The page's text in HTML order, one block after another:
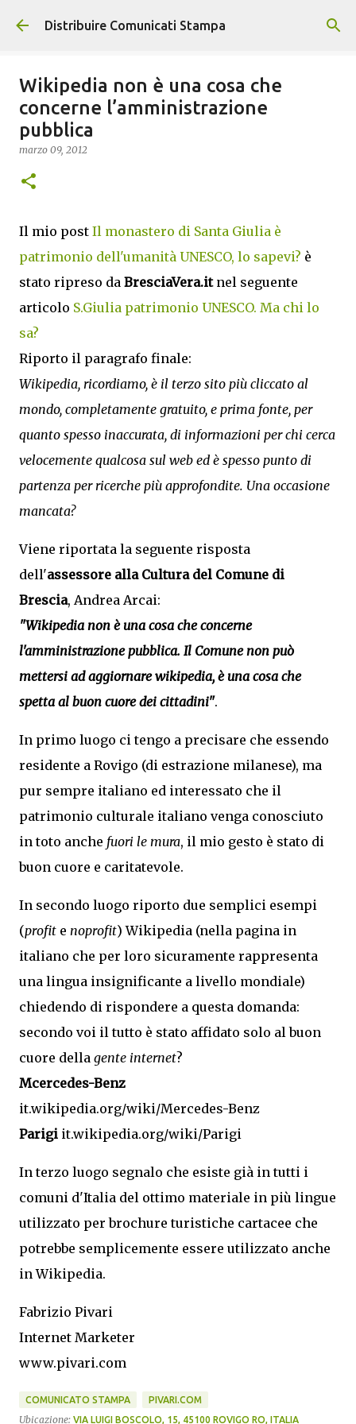
Passa ai contenuti principali
Distribuire Comunicati Stampa
Wikipedia non è una cosa che
concerne l’amministrazione
pubblica
marzo 09, 2012
Il mio post Il monastero di Santa Giulia è
patrimonio dell'umanità UNESCO, lo sapevi? è
stato ripreso da BresciaVera.itnel seguente
articolo S.Giulia patrimonio UNESCO. Ma chi lo
sa?
Riporto il paragrafo finale:
Wikipedia, ricordiamo, è il terzo sito più cliccato al
mondo, completamente gratuito, e prima fonte, per
quanto spesso inaccurata, di informazioni per chi cerca
velocemente qualcosa sul web ed è spesso punto di
partenza per ricerche più approfondite. Una occasione
mancata?
Viene riportata la seguente risposta
dell'assessore alla Cultura del Comune di
Brescia, Andrea Arcai:
"Wikipedia non è una cosa che concerne
l'amministrazione pubblica. Il Comune non può
mettersi ad aggiornare wikipedia, è una cosa che
spetta al buon cuore dei cittadini".
In primo luogo ci tengo a precisare che essendo
residente a Rovigo (di estrazione milanese), ma
pur sempre italiano ed interessato che il
patrimonio culturale italiano venga conosciuto
in toto anche fuori le mura, il mio gesto è stato di
buon cuore e caritatevole.
In secondo luogo riporto due semplici esempi
(profit e noprofit) Wikipedia (nella pagina in
italiano che per loro sicuramente rappresenta
una lingua insignificante a livello mondiale)
chiedendo di rispondere a questa domanda:
secondo voi il tutto è stato affidato solo al buon
cuore della gente internet?
Mcercedes-Benz
it.wikipedia.org/wiki/Mercedes-Benz
Parigi it.wikipedia.org/wiki/Parigi
In terzo luogo segnalo che esiste già in tutti i
comuni d'Italia del ottimo materiale in più lingue
utilizzato per brochure turistiche cartacee che
potrebbe semplicemente essere utilizzato anche
in Wikipedia.
Fabrizio Pivari
Internet Marketer
www.pivari.com
COMUNICATO STAMPA PIVARI.COM
Ubicazione: VIA LUIGI BOSCOLO, 15, 45100 ROVIGO RO, ITALIA